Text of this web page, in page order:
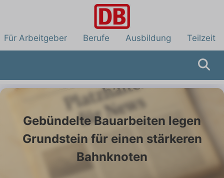
Für Arbeitgeber Berufe Ausbildung Teilzeit
Gebündelte Bauarbeiten legen
Grundstein für einen stärkeren
Bahnknoten